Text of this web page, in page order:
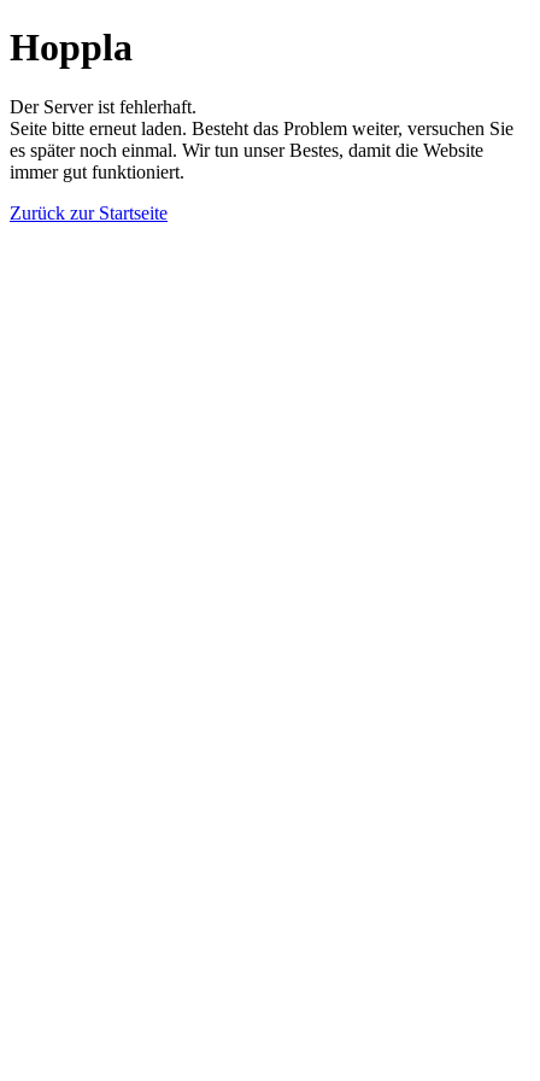
Hoppla
Der Server ist fehlerhaft.
Seite bitte erneut laden. Besteht das Problem weiter, versuchen Sie
es später noch einmal. Wir tun unser Bestes, damit die Website
immer gut funktioniert.
Zurück zur Startseite